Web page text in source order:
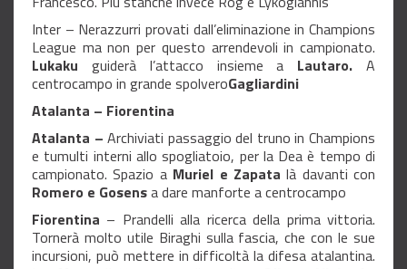
Inter – Nerazzurri provati dall’eliminazione in Champions
League ma non per questo arrendevoli in campionato.
Lukaku guiderà l’attacco insieme a Lautaro.A
centrocampo in grande spolveroGagliardini
Atalanta – Fiorentina
Atalanta –Archiviati passaggio del truno in Champions
e tumulti interni allo spogliatoio, per la Dea è tempo di
campionato. Spazio a Muriel e Zapata là davanti con
Romero e Gosensa dare manforte a centrocampo
Fiorentina – Prandelli alla ricerca della prima vittoria.
Tornerà molto utile Biraghi sulla fascia, che con le sue
incursioni, può mettere in difficoltà la difesa atalantina.